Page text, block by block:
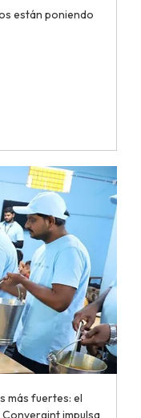
están poniendo
más fuertes: el
impulsa